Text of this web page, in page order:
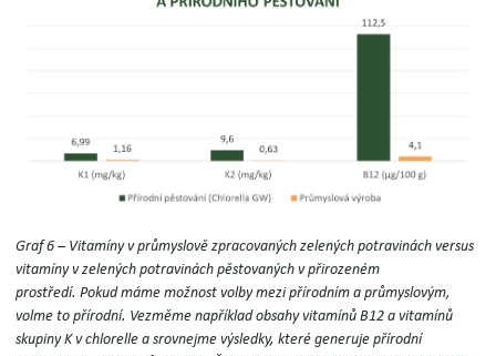
Graf 6 – Vitamíny v průmyslově zpracovaných zelených potravinách versus
vitamíny v zelených potravinách pěstovaných v přirozeném
prostředí.Pokud máme možnost volby mezi přírodním a průmyslovým,
volme to přírodní. Vezměme například obsahy vitamínů B12 a vitamínů
skupiny K v chlorellea srovnejme výsledky, které generuje přírodní